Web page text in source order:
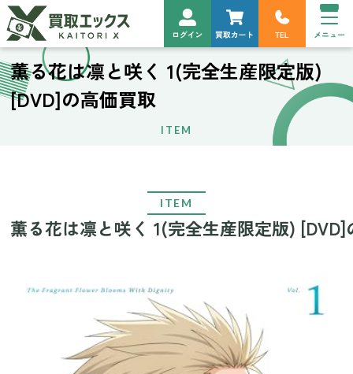
薫る花は凛と咲く 1(完全生産限定版)
[DVD]の高価買取
ITEM
ITEM
薫る花は凛と咲く 1(完全生産限定版)